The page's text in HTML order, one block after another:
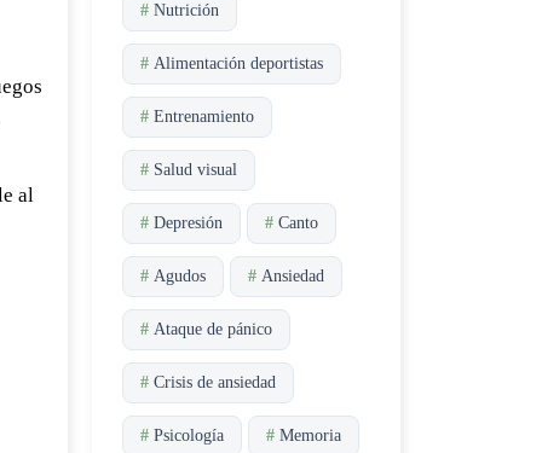
al
# Nutrición
# Alimentación deportistas
# Entrenamiento
# Salud visual
# Depresión # Canto
# Agudos # Ansiedad
# Ataque de pánico
# Crisis de ansiedad
# Psicología # Memoria